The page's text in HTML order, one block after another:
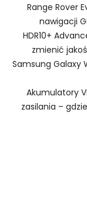
Szybka
1.Model
2.Numer
Jak
Range Rover
nawigacji
HDR10+
zmienić
Samsung
Akumulatory
zasilania –